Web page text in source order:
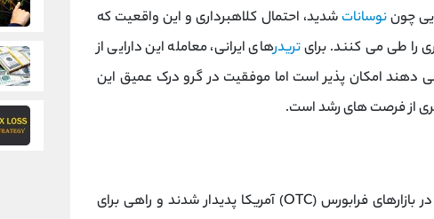
چوننوسانات شدید، احتمال کلاهبرداری و این واقعیت که
تریدرهای ایرانی، معامله این دارایی از
می ‌دهند امکان ‌پذیر است اما موفقیت در گرو درک عمیق این
از فرصت ‌های رشد است.
پنی استاک ‌ها برای نخستین بار در دهه 1920 و در بازارهای فرابورس (OTC) آمریکا پدیدار شدند و راهی برای